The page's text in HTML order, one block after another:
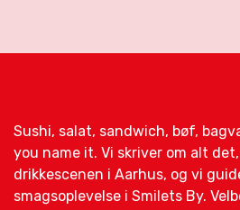
Sushi, salat, sandwich, bøf,
you name it. Vi skriver om alt
drikkescenen i Aarhus, og vi
smagsoplevelse i Smilets By.